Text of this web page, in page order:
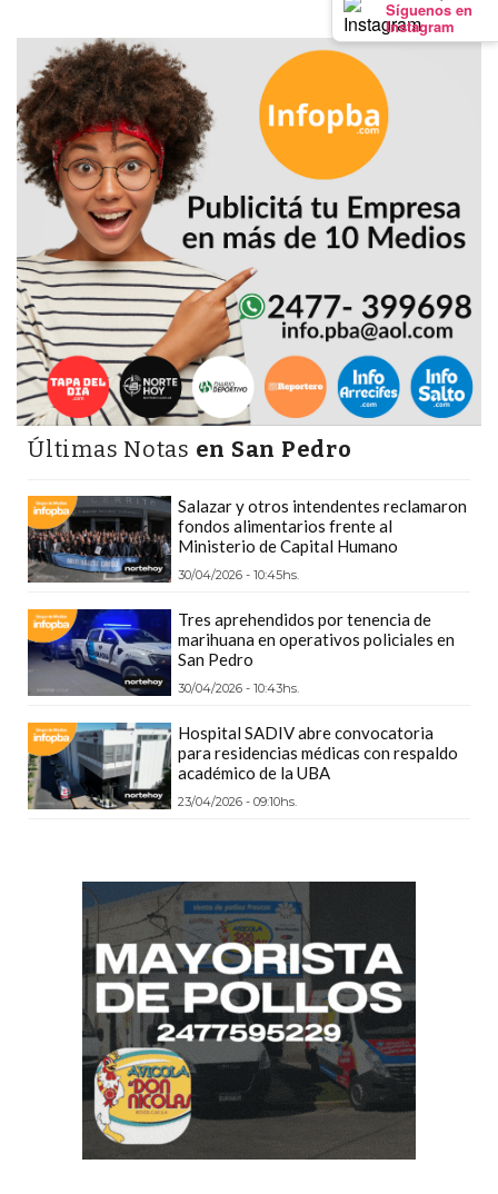
Síguenos en
Instagram
DE
PERGAMINO
LOS
MEJORES
PRECIOS
EN
SUPLEMENTOS
DEPORTIVOS
EN
PERGAMINO
SUPLEMENTOS
DEPORTIVOS
EN
PERGAMINO:
LOS
PRECIOS
WHEY
PROTEIN
PERGAMINO:
DÓNDE
COMPRAR
EL
MEJOR
GIMNASIO
DE
GRATIS
SUPLEMENTOS
DEPORTIVOS
PERGAMINO:
DÓNDE
COMPRAR
PROTEÍNA,
Últimas Notas en San Pedro
Salazar y otros intendentes reclamaron
fondos alimentarios frente al
Ministerio de Capital Humano
30/04/2026 - 10:45hs.
Tres aprehendidos por tenencia de
marihuana en operativos policiales en
San Pedro
30/04/2026 - 10:43hs.
Hospital SADIV abre convocatoria
para residencias médicas con respaldo
académico de la UBA
23/04/2026 - 09:10hs.